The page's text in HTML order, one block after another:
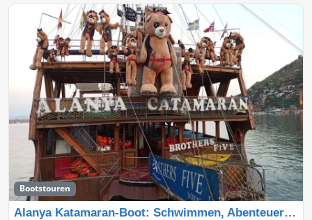
Bootstouren
Alanya Katamaran-Boot: Schwimmen, Abenteuer & Spaß